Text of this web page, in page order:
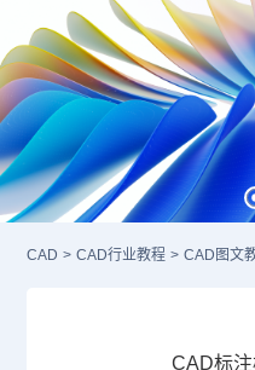
CAD > CAD行业教程 > CAD图文
CAD标